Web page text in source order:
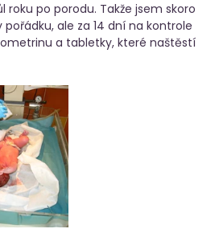
po porodu. Takže jsem skoro
ale za 14 dní na kontrole
a tabletky, které naštěstí